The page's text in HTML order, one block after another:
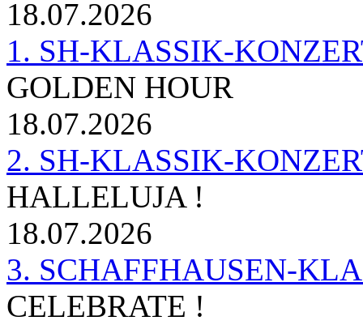
18.07.2026
1. SH-KLASSIK-
GOLDEN HOUR
18.07.2026
2. SH-KLASSIK-
HALLELUJA !
18.07.2026
3. SCHAFFHAUSEN-
CELEBRATE !